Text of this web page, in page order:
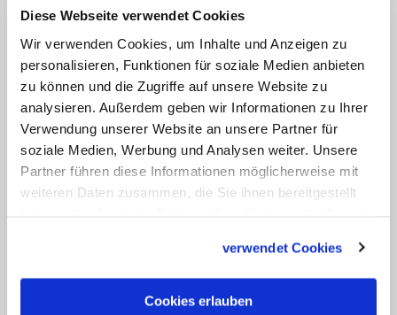
Diese Webseite verwendet Cookies
Wir verwenden Cookies, um Inhalte und Anzeigen zu
personalisieren, Funktionen für soziale Medien anbieten
zu können und die Zugriffe auf unsere Website zu
analysieren. Außerdem geben wir Informationen zu Ihrer
Verwendung unserer Website an unsere Partner für
soziale Medien, Werbung und Analysen weiter. Unsere
Partner führen diese Informationen möglicherweise mit
weiteren Daten zusammen, die Sie ihnen bereitgestellt
verwendet Cookies
Cookies erlauben
Wo Papst Leo XIV. Bischof war – Prevost
Der erste US-Amerikaner als Papst? In